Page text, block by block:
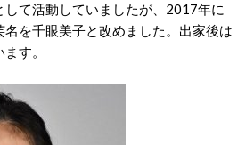
て活動していましたが、2017年に
を千眼美子と改めました。出家後は
す。